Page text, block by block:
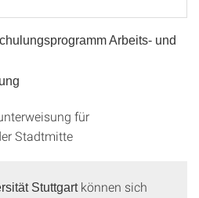
Arbeits- und
für
Stadtmitte
Stuttgart können sich